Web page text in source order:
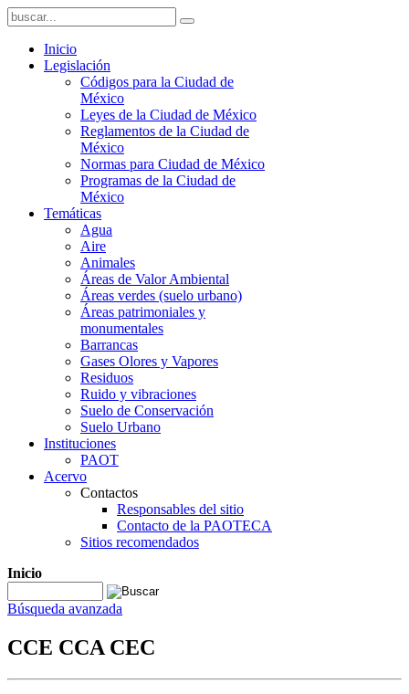
Inicio
Legislación
Códigos para la Ciudad de
México
Leyes de la Ciudad de México
Reglamentos de la Ciudad de
México
Normas para Ciudad de México
Programas de la Ciudad de
México
Temáticas
Agua
Aire
Animales
Áreas de Valor Ambiental
Áreas verdes (suelo urbano)
Áreas patrimoniales y
monumentales
Barrancas
Gases Olores y Vapores
Residuos
Ruido y vibraciones
Suelo de Conservación
Suelo Urbano
Instituciones
PAOT
Acervo
Contactos
Responsables del sitio
Contacto de la PAOTECA
Sitios recomendados
Inicio
Búsqueda avanzada
CCE CCA CEC